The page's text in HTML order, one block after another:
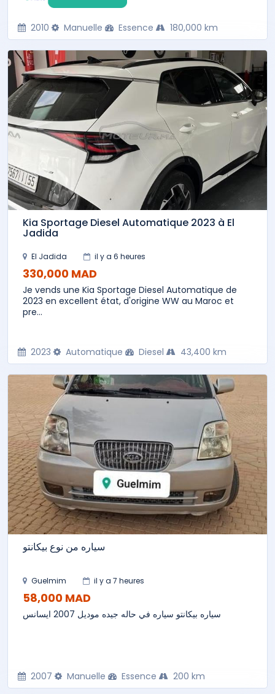
2010 Manuelle Essence 180,000 km
Kia Sportage Diesel Automatique 2023 à El
Jadida
El Jadida il y a 6 heures
330,000 MAD
Je vends une Kia Sportage Diesel Automatique de
2023 en excellent état, d'origine WW au Maroc et
pre...
2023 Automatique Diesel 43,400 km
سياره من نوع بيكانتو
Guelmim il y a 7 heures
58,000 MAD
سياره بيكانتو سياره في حاله جيده موديل 2007 ايسانس
2007 Manuelle Essence 200 km